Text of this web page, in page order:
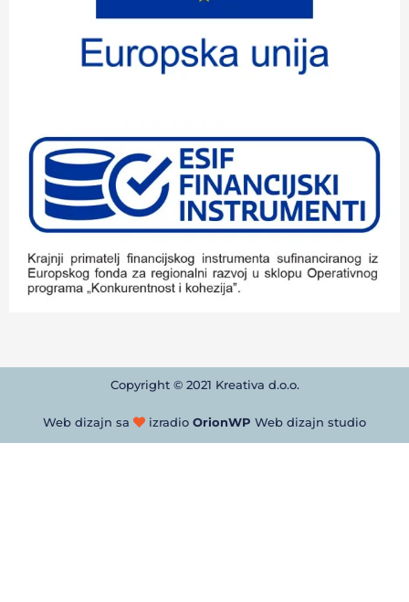
Copyright © 2021 Kreativa d.o.o.
Web dizajn sa izradio OrionWP Web dizajn studio